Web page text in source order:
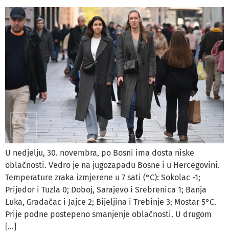
U nedjelju, 30. novembra, po Bosni ima dosta niske
oblačnosti. Vedro je na jugozapadu Bosne i u Hercegovini.
Temperature zraka izmjerene u 7 sati (°C): Sokolac -1;
Prijedor i Tuzla 0; Doboj, Sarajevo i Srebrenica 1; Banja
Luka, Gradačac i Jajce 2; Bijeljina i Trebinje 3; Mostar 5°C.
Prije podne postepeno smanjenje oblačnosti. U drugom
[…]